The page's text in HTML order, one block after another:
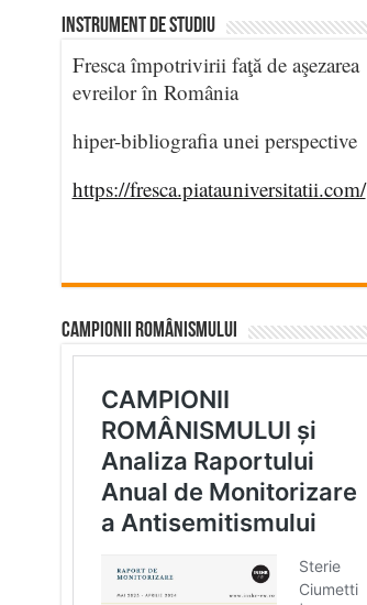
INSTRUMENT DE STUDIU
Fresca împotrivirii faţă de aşezarea
evreilor în România
hiper-bibliografia unei perspective
https://fresca.piatauniversitatii.com/
CAMPIONII ROMÂNISMULUI